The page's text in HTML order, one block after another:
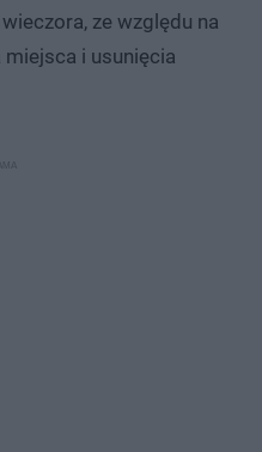
ze względu na
i usunięcia